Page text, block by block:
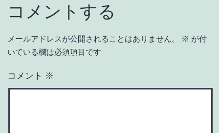
コメントする
メールアドレスが公開されることはありません。 ※ が付
いている欄は必須項目です
コメント ※